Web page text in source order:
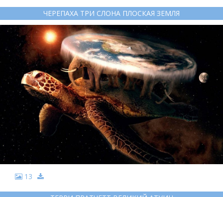
ЧЕРЕПАХА ТРИ СЛОНА ПЛОСКАЯ ЗЕМЛЯ
13